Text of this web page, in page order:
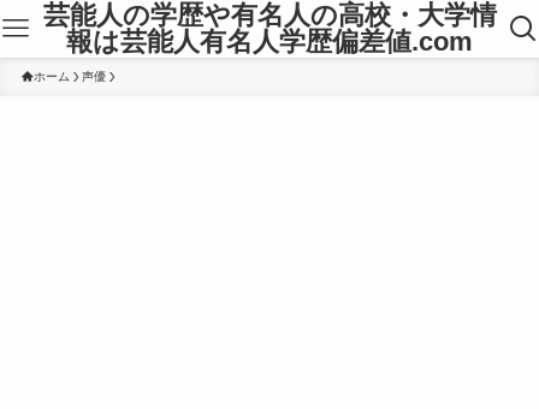
芸能人の学歴や有名人の高校・大学情
報は芸能人有名人学歴偏差値.com
ホーム 声優